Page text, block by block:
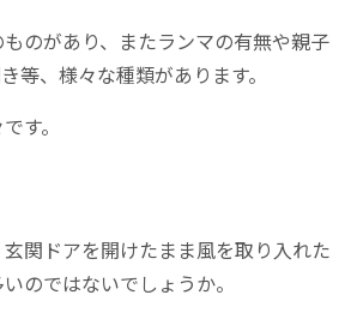
のがあり、またランマの有無や親子
等、様々な種類があります。
す。
関ドアを開けたまま風を取り入れた
のではないでしょうか。